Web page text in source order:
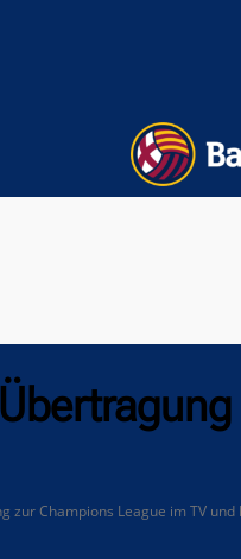
zur Champions League im TV